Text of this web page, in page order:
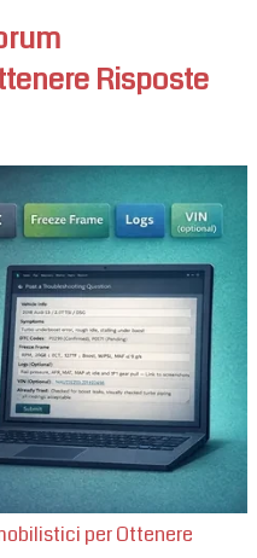
Risposte
per Ottenere